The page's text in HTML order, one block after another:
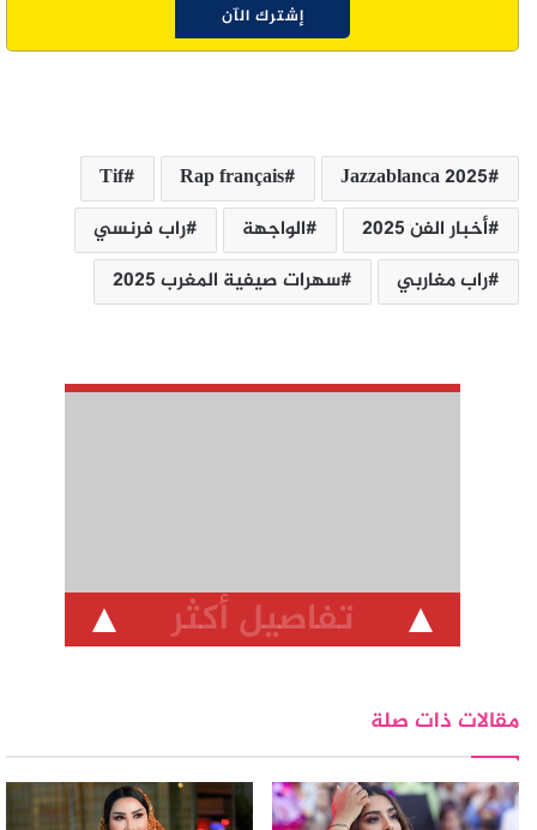
Jazzablanca 2025
Rap français
Tif
أخبار الفن 2025
الواجهة
راب فرنسي
راب مغاربي
سهرات صيفية المغرب 2025
تفاصيل أكثر
مقالات ذات صلة